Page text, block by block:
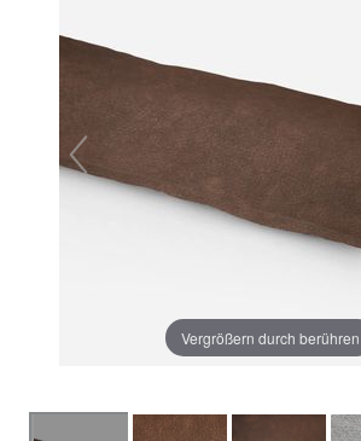
Vergrößern durch berühren